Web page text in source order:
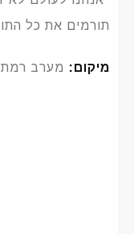
תורמים את כל
מיקום: מערב רמת